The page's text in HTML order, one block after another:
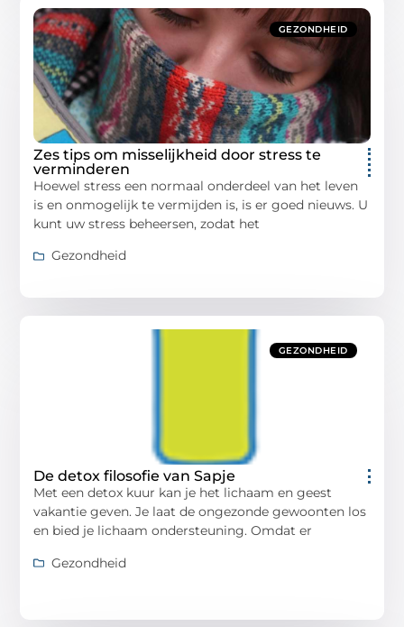
GEZONDHEID
Zes tips om misselijkheid door stress te
verminderen
Hoewel stress een normaal onderdeel van het leven
is en onmogelijk te vermijden is, is er goed nieuws. U
kunt uw stress beheersen, zodat het
Gezondheid
GEZONDHEID
De detox filosofie van Sapje
Met een detox kuur kan je het lichaam en geest
vakantie geven. Je laat de ongezonde gewoonten los
en bied je lichaam ondersteuning. Omdat er
Gezondheid